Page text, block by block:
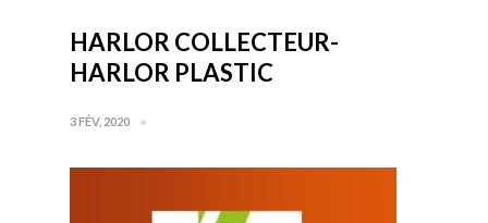
HARLOR COLLECTEUR-
HARLOR PLASTIC
3 FÉV, 2020